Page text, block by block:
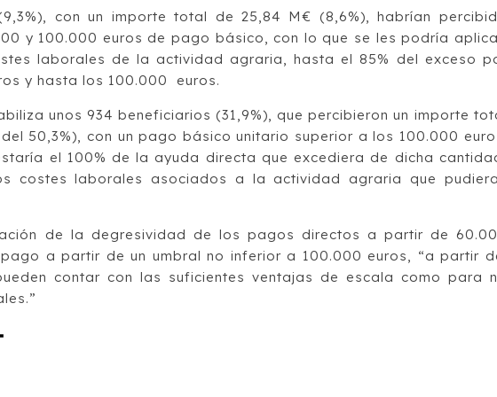
con un importe total de 25,84 M€ (8,6%), habrían
y 100.000 euros de pago básico, con lo que se les podría
laborales de la actividad agraria, hasta el 85% del exceso
y hasta los 100.000 euros.
unos 934 beneficiarios (31,9%), que percibieron un importe
50,3%), con un pago básico unitario superior a los 100.000
el 100% de la ayuda directa que excediera de dicha
costes laborales asociados a la actividad agraria que
de la degresividad de los pagos directos a partir de
a partir de un umbral no inferior a 100.000 euros, “a partir
contar con las suficientes ventajas de escala como para